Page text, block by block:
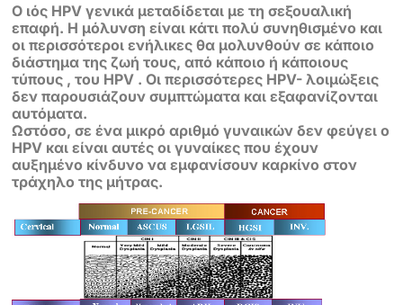
Ο ιός HPV γενικά μεταδίδεται με τη σεξουαλική
επαφή. Η μόλυνση είναι κάτι πολύσυνηθισμένο και
οι περισσότεροι ενήλικες θα μολυνθούν σε κάποιο
διάστηματης ζωή τους, από κάποιο ή κάποιους
τύπους , του HPV . Οι περισσότερες HPV-λοιμώξεις
δεν παρουσιάζουν συμπτώματα και εξαφανίζονται
αυτόματα.
Ωστόσο, σε ένα μικρό αριθμό γυναικών δεν φεύγει ο
HPV και είναι αυτές οιγυναίκες που έχουν
αυξημένο κίνδυνο να εμφανίσουν καρκίνο στον
τράχηλοτης μήτρας.